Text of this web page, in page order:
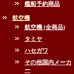
艦船予約商品
航空機
航空機 (全商品)
タミヤ
ハセガワ
その他国内メーカ
ー